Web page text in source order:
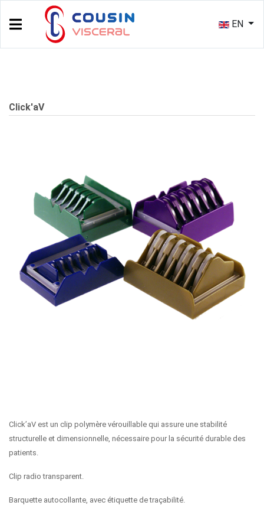
EN
Click'aV
Click’aV est un clip polymère vérouillable qui assure une stabilité
structurelle et dimensionnelle, nécessaire pour la sécurité durable des
patients.
Clip radio transparent.
Barquette autocollante, avec étiquette de traçabilité.